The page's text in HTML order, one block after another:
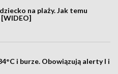
na plaży. Jak temu
[WIDEO]
i burze. Obowiązują alerty I i